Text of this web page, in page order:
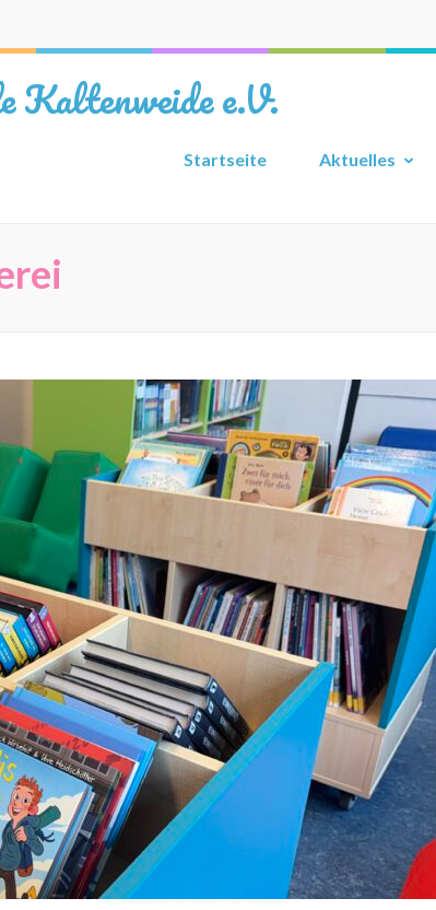
Kaltenweide e.V.
Startseite Aktuelles